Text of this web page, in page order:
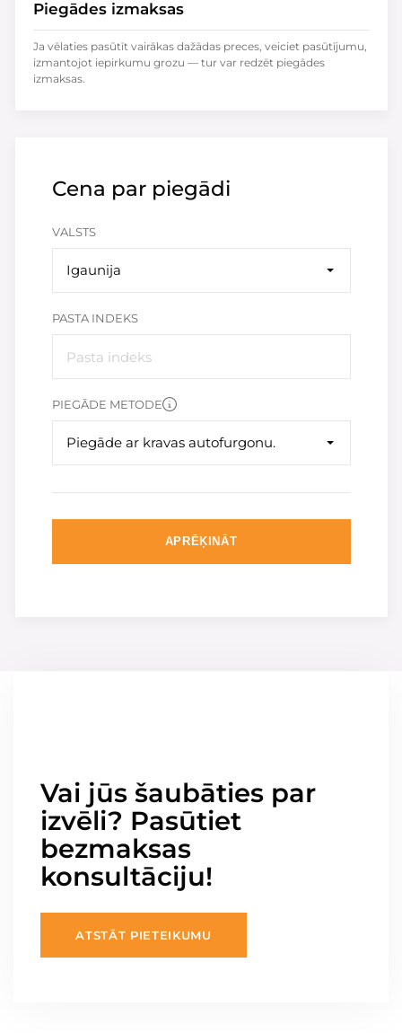
Cena par piegādi
VALSTS
Igaunija
PASTA INDEKS
PIEGĀDE METODE
Piegāde ar kravas autofurgonu.
APRĒĶINĀT
Piegādes izmaksas
Ja vēlaties pasūtīt vairākas dažādas preces, veiciet pasūtījumu,
izmantojot iepirkumu grozu — tur var redzēt piegādes
izmaksas.
Vai jūs šaubāties par
izvēli? Pasūtiet
bezmaksas
konsultāciju!
ATSTĀT PIETEIKUMU